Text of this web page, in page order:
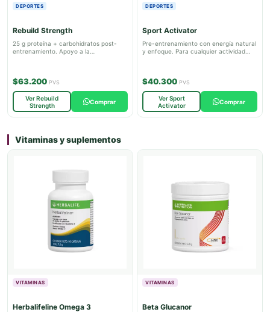
DEPORTES
Rebuild Strength
25 g proteína + carbohidratos post-
entrenamiento. Apoyo a la
$63.200 PVS
Ver Rebuild
Strength
Comprar
DEPORTES
Sport Activator
Pre-entrenamiento con energía natural
y enfoque. Para cualquier actividad
$40.300 PVS
Ver Sport
Activator
Comprar
Vitaminas y suplementos
VITAMINAS
Herbalifeline Omega 3
VITAMINAS
Beta Glucanor